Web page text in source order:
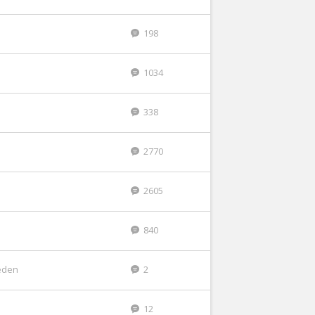
198
1034
338
2770
2605
840
2
12